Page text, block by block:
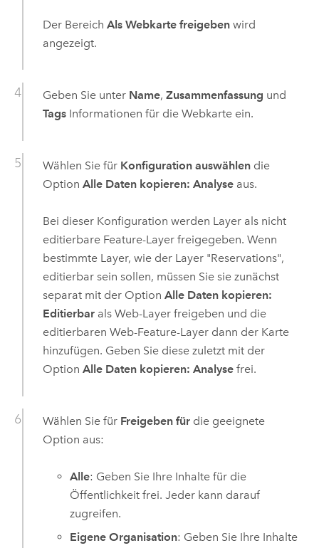
Der Bereich Als Webkarte freigebenwird
angezeigt.
Geben Sie unter Name, Zusammenfassung und
TagsInformationen für die Webkarte ein.
Wählen Sie für Konfiguration auswählendie
Option Alle Daten kopieren: Analyseaus.
Bei dieser Konfiguration werden Layer als nicht
editierbare Feature-Layer freigegeben. Wenn
bestimmte Layer, wie der Layer "Reservations",
editierbar sein sollen, müssen Sie sie zunächst
separat mit der Option Alle Daten kopieren:
Editierbarals Web-Layer freigeben und die
editierbaren Web-Feature-Layer dann der Karte
hinzufügen. Geben Sie diese zuletzt mit der
Option Alle Daten kopieren: Analysefrei.
Wählen Sie für Freigeben fürdie geeignete
Option aus:
Alle: Geben Sie Ihre Inhalte für die
Öffentlichkeit frei. Jeder kann darauf
zugreifen.
Eigene Organisation: Geben Sie Ihre Inhalte